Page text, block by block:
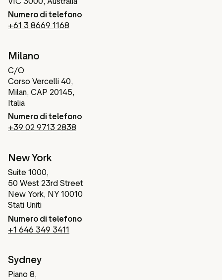
Numero di telefono
+61 3 8669 1168
Milano
C/O
Corso Vercelli 40,
Milan, CAP 20145,
Italia
Numero di telefono
+39 02 9713 2838
New York
Suite 1000,
50 West 23rd Street
New York, NY 10010
Stati Uniti
Numero di telefono
+1 646 349 3411
Sydney
Piano 8,